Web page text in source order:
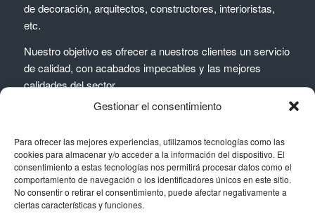
Gestionar el consentimiento
Para ofrecer las mejores experiencias, utilizamos tecnologías como las
cookies para almacenar y/o acceder a la información del dispositivo. El
consentimiento a estas tecnologías nos permitirá procesar datos como el
comportamiento de navegación o los identificadores únicos en este sitio.
No consentir o retirar el consentimiento, puede afectar negativamente a
ciertas características y funciones.
de decoración, arquitectos, constructores, interioristas,
etc.
Nuestro objetivo es ofrecer a nuestros clientes un servicio
de calidad, con acabados impecables y las mejores
calidades del sector.
DATOS DE CONTACTO